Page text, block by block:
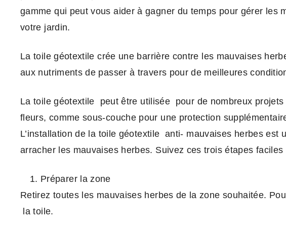
gamme qui peut vous aider à gagner du temps pour gérer les
votre jardin.
La toile géotextile crée une barrière contre les mauvaises
aux nutriments de passer à travers pour de meilleures
La toile géotextile peut être utilisée pour de nombreux
fleurs, comme sous-couche pour une protection
L’installation de la toile géotextile anti- mauvaises herbes
arracher les mauvaises herbes. Suivez ces trois étapes faciles
Préparer la zone
Retirez toutes les mauvaises herbes de la zone souhaitée.
la toile.